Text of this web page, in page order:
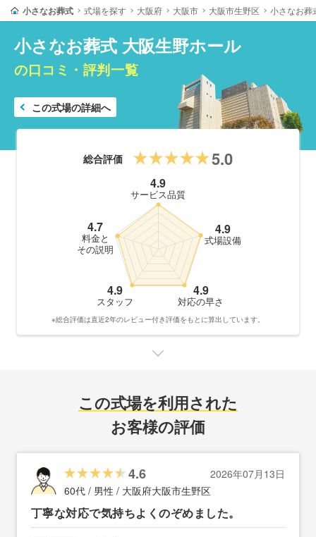
小さなお葬式 式場を探す 大阪府 大阪市 大阪市生野区 小さなお葬
小さなお葬式 大阪生野ホール
の口コミ・評判一覧
この式場の詳細へ
総合評価 5.0
4.9
サービス品質
4.9
式場設備
4.9
対応の早さ
4.9
スタッフ
4.7
料金と
その説明
※総合評価は直近2年のレビュー付き評価をもとに算出しています。
この式場を利用された
お客様の評価
4.6
2026年07月13日
60代 / 男性 / 大阪府大阪市生野区
丁寧な対応で気持ちよくのぞめました。